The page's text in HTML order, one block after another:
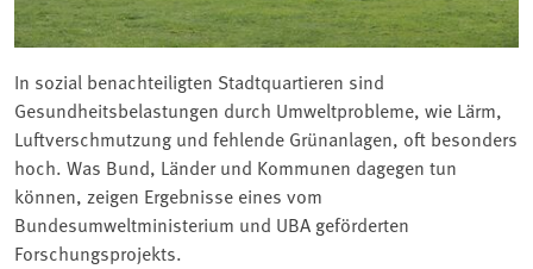
In sozial benachteiligten Stadtquartieren sind
Gesundheitsbelastungen durch Umweltprobleme, wie Lärm,
Luftverschmutzung und fehlende Grünanlagen, oft besonders
hoch. Was Bund, Länder und Kommunen dagegen tun
können, zeigen Ergebnisse eines vom
Bundesumweltministerium und UBA geförderten
Forschungsprojekts.